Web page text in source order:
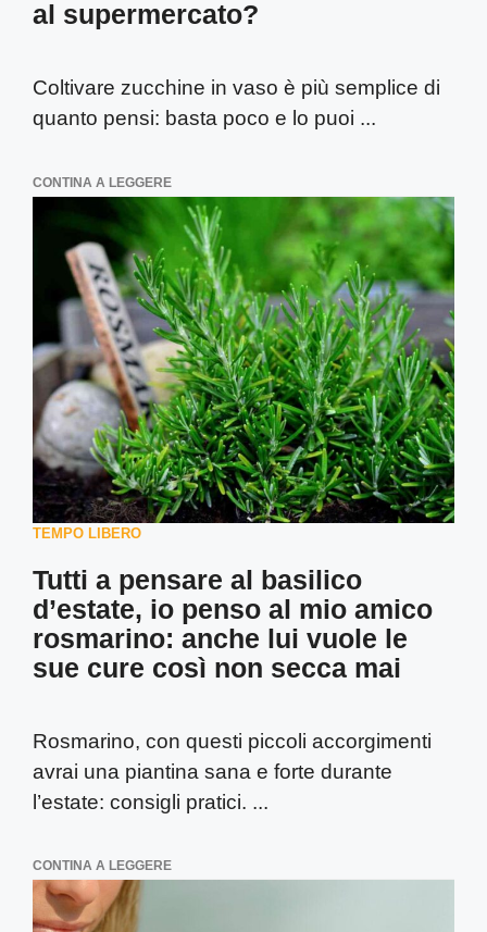
al supermercato?
Coltivare zucchine in vaso è più semplice di
quanto pensi: basta poco e lo puoi ...
CONTINA A LEGGERE
TEMPO LIBERO
Tutti a pensare al basilico
d’estate, io penso al mio amico
rosmarino: anche lui vuole le
sue cure così non secca mai
Rosmarino, con questi piccoli accorgimenti
avrai una piantina sana e forte durante
l’estate: consigli pratici. ...
CONTINA A LEGGERE